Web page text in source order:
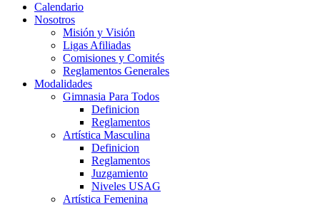
Calendario
Nosotros
Misión y Visión
Ligas Afiliadas
Comisiones y Comités
Reglamentos Generales
Modalidades
Gimnasia Para Todos
Definicion
Reglamentos
Artística Masculina
Definicion
Reglamentos
Juzgamiento
Niveles USAG
Artística Femenina